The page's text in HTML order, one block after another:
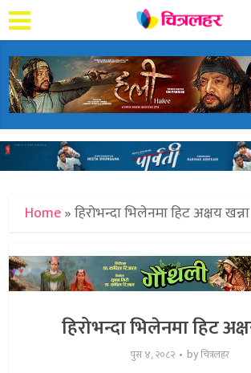
Home»हिरोभन्दा भिलेनमा हिट अक्षय खन्ना
हिरोभन्दा भिलेनमा हिट
पुस ४, २०८२ byचित्रलहर